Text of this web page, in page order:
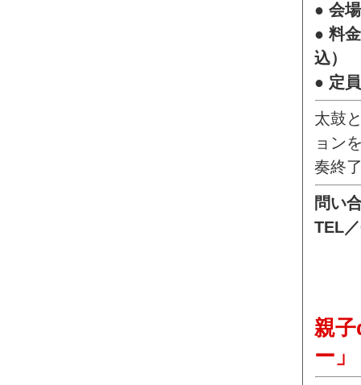
● 会
● 料
込）
● 定
太鼓
ョン
奏終
問い
TEL
親
ー」